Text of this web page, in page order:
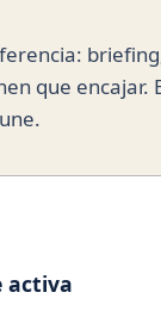
que encajar.
activa